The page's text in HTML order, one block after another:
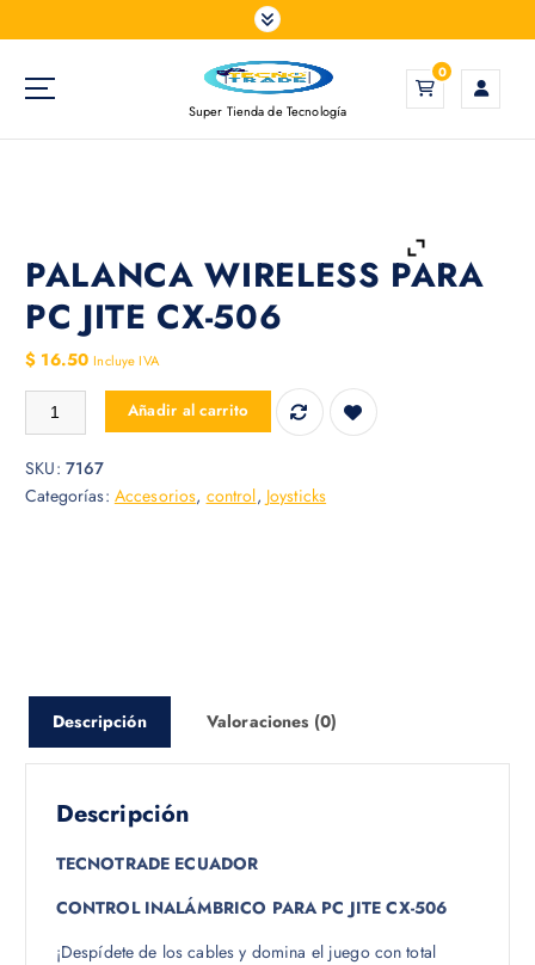
a
Super Tienda de Tecnología
0
PALANCA WIRELESS PARA
PC JITE CX-506
$ 16.50 Incluye IVA
PALANCA WIRELESS PARA PC JITE CX-506 cantidad
Añadir al carrito
SKU: 7167
Categorías: Accesorios, control, Joysticks
Descripción Valoraciones (0)
Descripción
TECNOTRADE ECUADOR
CONTROL INALÁMBRICO PARA PC JITE CX-506
¡Despídete de los cables y domina el juego con total